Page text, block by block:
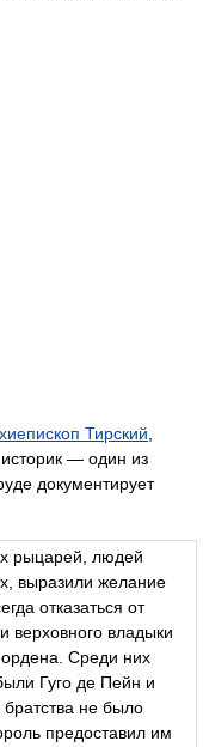
Тирский
— один из
документирует
рыцарей, людей
выразили желание
отказаться от
верховного владыки
Среди них
Гуго де Пейн и
не было
предоставил им